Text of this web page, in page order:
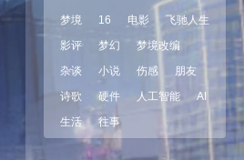
梦境
16 电影
飞驰人生
影评
梦幻
梦境改编
杂谈
小说 伤感
朋友
诗歌
硬件 人工智能
AI
生活
往事